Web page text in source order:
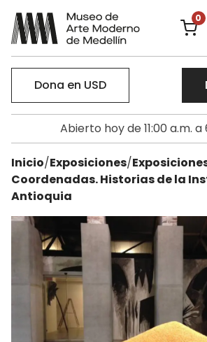
0
Dona en USD
Abierto hoy de 11:00 a.m. a
Inicio/Exposiciones/
Coordenadas. Historias de la
Antioquia